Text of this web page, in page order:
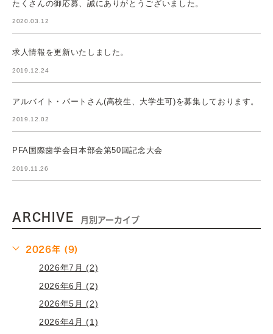
たくさんの御応募、誠にありがとうございました。
2020.03.12
求人情報を更新いたしました。
2019.12.24
アルバイト・パートさん(高校生、大学生可)を募集しております。
2019.12.02
PFA国際歯学会日本部会第50回記念大会
2019.11.26
ARCHIVE 月別アーカイブ
2026年 (9)
2026年7月 (2)
2026年6月 (2)
2026年5月 (2)
2026年4月 (1)